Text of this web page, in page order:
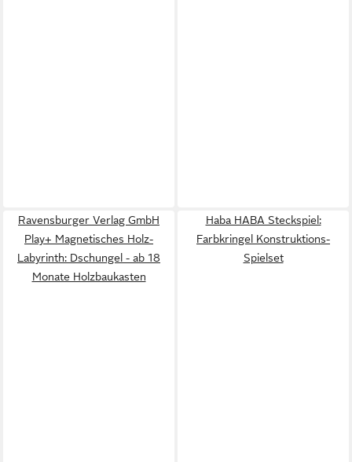
Ravensburger Verlag GmbH
Play+ Magnetisches Holz-
Labyrinth: Dschungel - ab 18
Monate Holzbaukasten
Haba HABA Steckspiel:
Farbkringel Konstruktions-
Spielset